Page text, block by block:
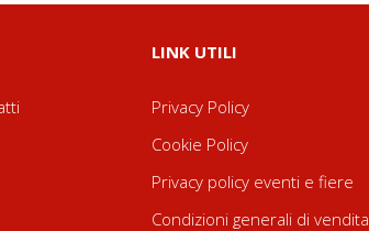
LINK UTILI
Privacy Policy
Cookie Policy
Privacy policy eventi e fiere
Condizioni generali di vendita